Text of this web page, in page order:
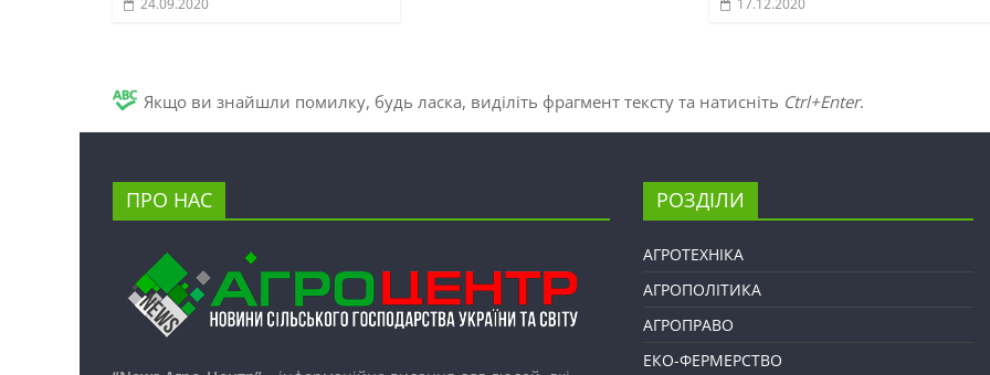
Якщо ви знайшли помилку, будь ласка, виділіть фрагмент тексту та натисніть Ctrl+Enter.
ПРО НАС РОЗДІЛИ
АГРОТЕХНІКА
АГРОПОЛІТИКА
АГРОПРАВО
ЕКО-ФЕРМЕРСТВО